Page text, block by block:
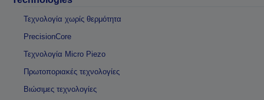
Τεχνολογία χωρίς θερμότητα
PrecisionCore
Τεχνολογία Micro Piezo
Πρωτοποριακές τεχνολογίες
Βιώσιμες τεχνολογίες